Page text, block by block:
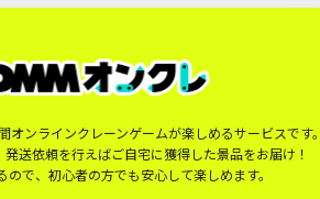
オンラインクレーンゲームが楽しめるサービスです
送依頼を行えばご自宅に獲得した景品をお届け！
ので、初心者の方でも安心して楽しめます。